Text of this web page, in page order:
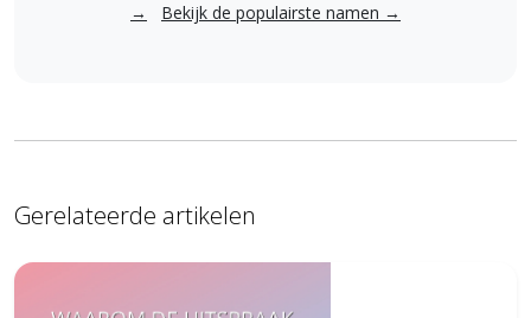
→
Bekijk de populairste namen →
Gerelateerde artikelen